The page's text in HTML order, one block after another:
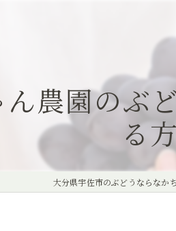
農園のぶ
る
大分県宇佐市のぶどうならなか